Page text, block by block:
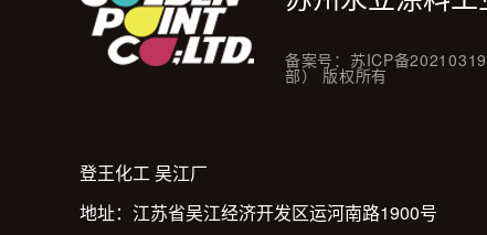
粉末涂料出现缩孔怎么解决？
备案号： 苏ICP备
部） 版权所有
登王化工 吴江厂
地址：江苏省吴江经济开发区运河南路1900号